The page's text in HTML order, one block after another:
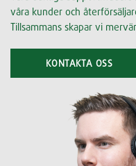
våra kunder och
Tillsammans skapar vi
KONTAKTA OSS